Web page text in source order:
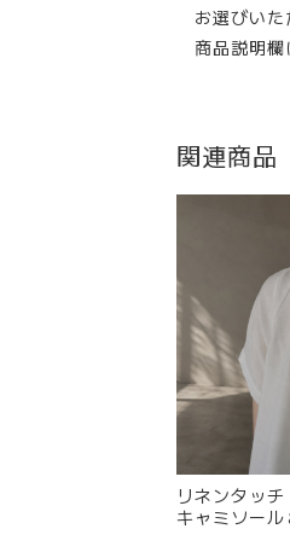
お選びいた
商品説明欄
関連商品
リネンタッ
キャミソー